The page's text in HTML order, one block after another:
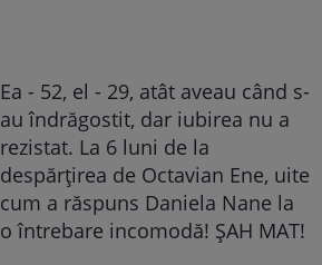
Ea - 52, el - 29, atât aveau când s-
au îndrăgostit, dar iubirea nu a
rezistat. La 6 luni de la
despărțirea de Octavian Ene, uite
cum a răspuns Daniela Nane la
o întrebare incomodă! ȘAH MAT!